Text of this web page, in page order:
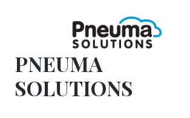
PNEUMA
SOLUTIONS